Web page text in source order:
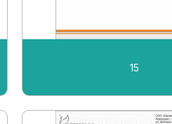
15